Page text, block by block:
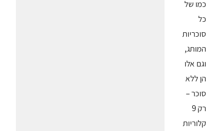
כמו של
כל
סוכריות
המותג,
וגם אלו
הן ללא
סוכר –
רק 9
קלוריות